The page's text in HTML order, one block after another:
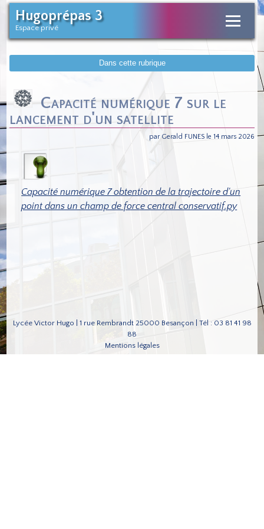
Hugoprépas 3
Espace privé
Dans cette rubrique
Capacité numérique 7 sur le
lancement d'un satellite
par Gerald FUNES le 14 mars 2026
Capacité numérique 7 obtention de la trajectoire d'un
point dans un champ de force central conservatif.py
Lycée Victor Hugo | 1 rue Rembrandt 25000 Besançon | Tél : 03 81 41 98
88
Mentions légales